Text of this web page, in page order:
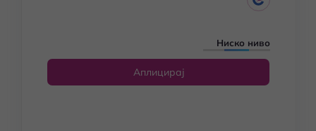
Ниско ниво
Аплицирај